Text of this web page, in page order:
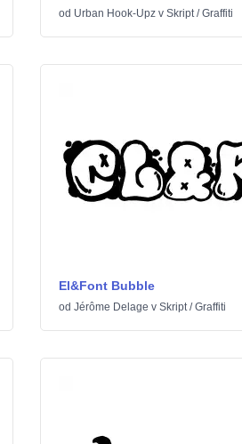
od Urban Hook-Upzv Skript/Graffiti
El&Font Bubble
od Jérôme Delage v Skript/Graffiti